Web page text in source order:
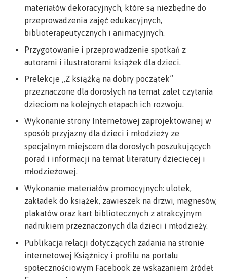
materiałów dekoracyjnych, które są niezbędne do
przeprowadzenia zajęć edukacyjnych,
biblioterapeutycznych i animacyjnych.
Przygotowanie i przeprowadzenie spotkań z
autorami i ilustratorami książek dla dzieci.
Prelekcje „Z książką na dobry początek”
przeznaczone dla dorosłych na temat zalet czytania
dzieciom na kolejnych etapach ich rozwoju.
Wykonanie strony Internetowej zaprojektowanej w
sposób przyjazny dla dzieci i młodzieży ze
specjalnym miejscem dla dorosłych poszukujących
porad i informacji na temat literatury dziecięcej i
młodzieżowej.
Wykonanie materiałów promocyjnych: ulotek,
zakładek do książek, zawieszek na drzwi, magnesów,
plakatów oraz kart bibliotecznych z atrakcyjnym
nadrukiem przeznaczonych dla dzieci i młodzieży.
Publikacja relacji dotyczących zadania na stronie
internetowej Książnicy i profilu na portalu
społecznościowym Facebook ze wskazaniem źródeł